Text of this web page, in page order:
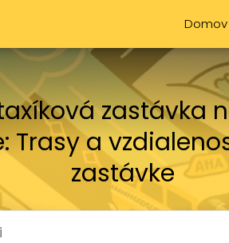
Domov
zastávka
Trasy a
zastávke